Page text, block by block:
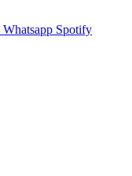
Whatsapp Spotify